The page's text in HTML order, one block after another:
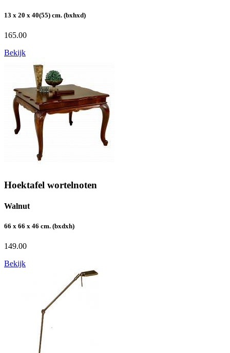
13 x 20 x 40(55) cm. (bxhxd)
165.00
Bekijk
Hoektafel wortelnoten
Walnut
66 x 66 x 46 cm. (bxdxh)
149.00
Bekijk